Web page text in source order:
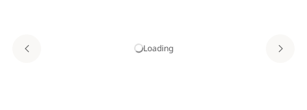
Loading